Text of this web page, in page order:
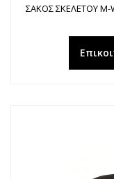
ΣΑΚΟΣ ΣΚΕΛΕΤΟΥ M-